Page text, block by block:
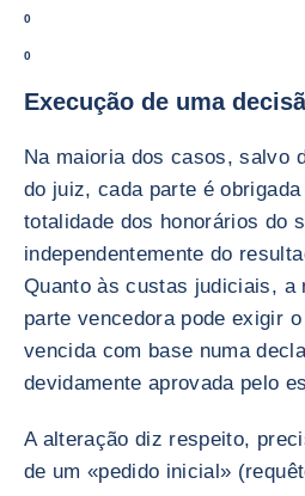
0
0
Execução de uma
Na maioria dos casos, salvo
do juiz, cada parte é
totalidade dos honorários do
independentemente do
Quanto às custas judiciais, a
parte vencedora pode exigir
vencida com base numa
devidamente aprovada pelo
A alteração diz respeito,
de um «pedido inicial»